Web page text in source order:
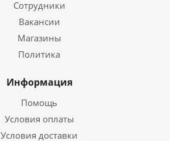
Сотрудники
Вакансии
Магазины
Политика
Информация
Помощь
Условия оплаты
Условия доставки